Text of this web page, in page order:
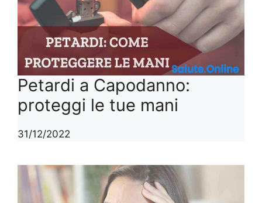
Petardi a Capodanno:
proteggi le tue mani
31/12/2022